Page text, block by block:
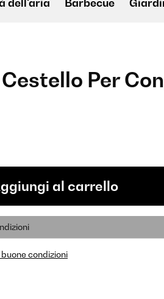
dell'aria Barbecue
Per
al carrello
condizioni